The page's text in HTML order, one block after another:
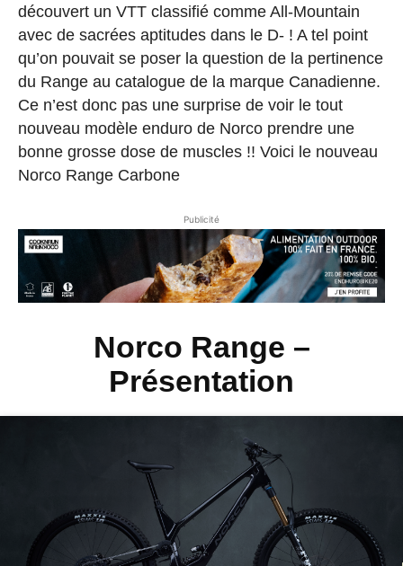
découvert un VTT classifié comme All-Mountain
avec de sacrées aptitudes dans le D- ! A tel point
qu’on pouvait se poser la question de la pertinence
du Range au catalogue de la marque Canadienne.
Ce n’est donc pas une surprise de voir le tout
nouveau modèle enduro de Norco prendre une
bonne grosse dose de muscles !! Voici le nouveau
Norco Range Carbone
Publicité
Norco Range –
Présentation